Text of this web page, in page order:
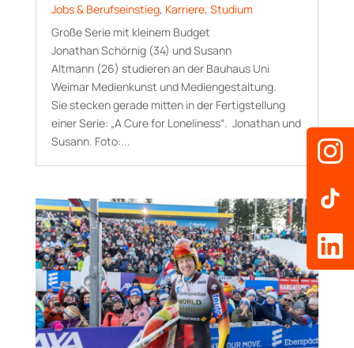
Jobs & Berufseinstieg, Karriere, Studium
Große Serie mit kleinem Budget
Jonathan Schörnig (34) und Susann
Altmann (26) studieren an der Bauhaus Uni
Weimar Medienkunst und Mediengestaltung.
Sie stecken gerade mitten in der Fertigstellung
einer Serie: „A Cure for Loneliness“. Jonathan und
Susann. Foto:...